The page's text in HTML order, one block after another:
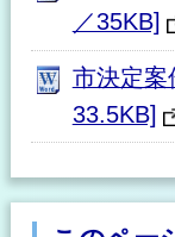
／35KB]
市決定案
33.5KB]